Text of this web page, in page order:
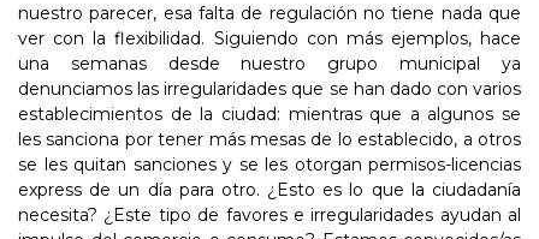
nuestro parecer, esa falta de regulación no tiene nada que
ver con la flexibilidad. Siguiendo con más ejemplos, hace
una semanas desde nuestro grupo municipal ya
denunciamos las irregularidades que se han dado con varios
establecimientos de la ciudad: mientras que a algunos se
les sanciona por tener más mesas de lo establecido, a otros
se les quitan sanciones y se les otorgan permisos-licencias
express de un día para otro. ¿Esto es lo que la ciudadanía
necesita? ¿Este tipo de favores e irregularidades ayudan al